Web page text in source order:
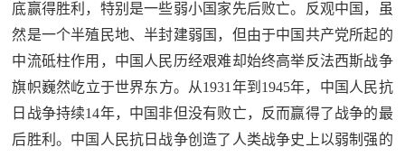
空
人
民
防
空
防
智
底赢得胜利，特别是一些弱小国家先后败亡。反观中国，虽
然是一个半殖民地、半封建弱国，但由于中国共产党所起的
中流砥柱作用，中国人民历经艰难却始终高举反法西斯战争
旗帜巍然屹立于世界东方。从1931年到1945年，中国人民抗
日战争持续14年，中国非但没有败亡，反而赢得了战争的最
后胜利。中国人民抗日战争创造了人类战争史上以弱制强的